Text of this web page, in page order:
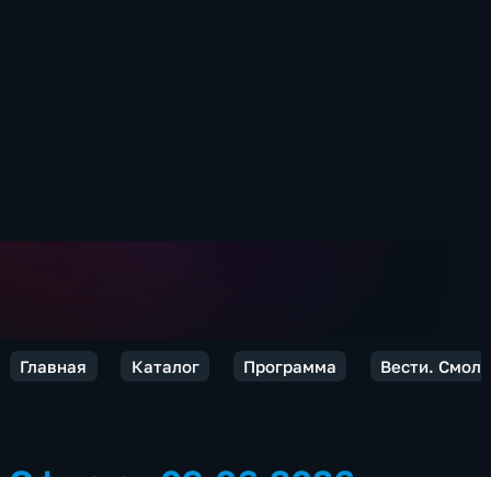
Главная Каталог Программа Вести.